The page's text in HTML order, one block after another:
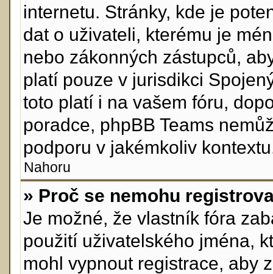
internetu. Stránky, kde je
dat o uživateli, kterému je
nebo zákonných zástupců,
platí pouze v jurisdikci
toto platí i na vašem fóru,
poradce, phpBB Teams
podporu v jakémkoliv
Nahoru
» Proč se nemohu
Je možné, že vlastník fóra
použití uživatelského jména,
mohl vypnout registrace, aby